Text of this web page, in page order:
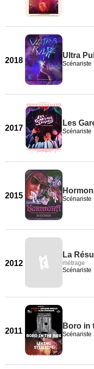
2018
Ultra
Scénariste
2017
Les
Scénariste
2015 Scénariste
2012
La
métrage
Scénariste
2011
Boro in
Scénariste